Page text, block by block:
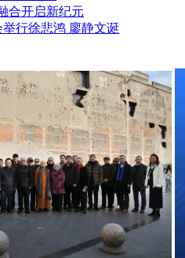
合开启新纪元
行徐悲鸿 廖静文诞